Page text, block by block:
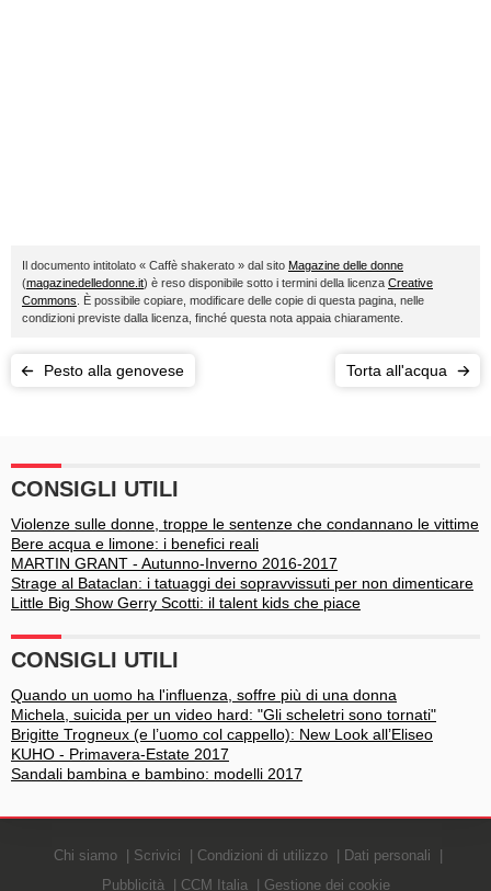
Il documento intitolato « Caffè shakerato » dal sito Magazine delle donne
(magazinedelledonne.it) è reso disponibile sotto i termini della licenza Creative
Commons . È possibile copiare, modificare delle copie di questa pagina, nelle
condizioni previste dalla licenza, finché questa nota appaia chiaramente.
Pesto alla genovese Torta all'acqua
CONSIGLI UTILI
Violenze sulle donne, troppe le sentenze che condannano le vittime
Bere acqua e limone: i benefici reali
MARTIN GRANT - Autunno-Inverno 2016-2017
Strage al Bataclan: i tatuaggi dei sopravvissuti per non dimenticare
Little Big Show Gerry Scotti: il talent kids che piace
CONSIGLI UTILI
Quando un uomo ha l'influenza, soffre più di una donna
Michela, suicida per un video hard: "Gli scheletri sono tornati"
Brigitte Trogneux (e l’uomo col cappello): New Look all’Eliseo
KUHO - Primavera-Estate 2017
Sandali bambina e bambino: modelli 2017
Chi siamo Scrivici Condizioni di utilizzo
Dati personali
Pubblicità
CCM Italia Gestione dei cookie